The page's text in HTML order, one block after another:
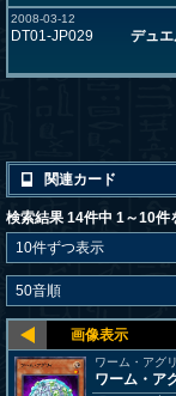
2008-03-12
DT01-JP029 デュエ
関連カード
検索結果 14件中 1～10件
ワーム・アグ
ワーム・ア